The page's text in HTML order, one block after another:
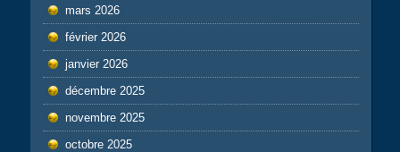
mars 2026
février 2026
janvier 2026
décembre 2025
novembre 2025
octobre 2025